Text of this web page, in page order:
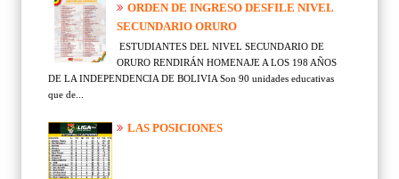
ORDEN DE INGRESO DESFILE NIVEL
SECUNDARIO ORURO
ESTUDIANTES DEL NIVEL SECUNDARIO DE
ORURO RENDIRÁN HOMENAJE A LOS 198 AÑOS
DE LA INDEPENDENCIA DE BOLIVIA Son 90 unidades educativas
que de...
LAS POSICIONES